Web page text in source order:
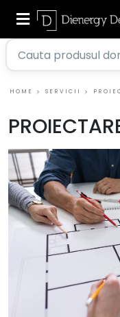
HOME SERVICII